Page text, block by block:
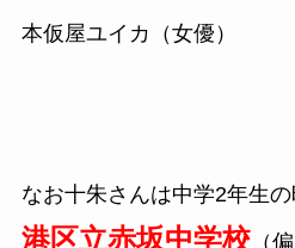
本仮屋ユイカ（女優）
なお十朱さんは中学2年生の
港区立赤坂中学校（